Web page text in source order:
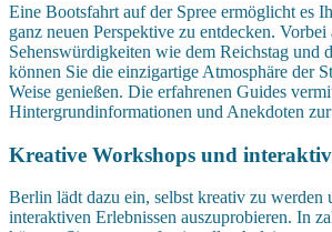
Eine Bootsfahrt auf der Spree ermöglicht es
ganz neuen Perspektive zu entdecken. Vorbei
Sehenswürdigkeiten wie dem Reichstag und
können Sie die einzigartige Atmosphäre der
Weise genießen. Die erfahrenen Guides
Hintergrundinformationen und Anekdoten
Kreative Workshops und
Berlin lädt dazu ein, selbst kreativ zu werden
interaktiven Erlebnissen auszuprobieren. In